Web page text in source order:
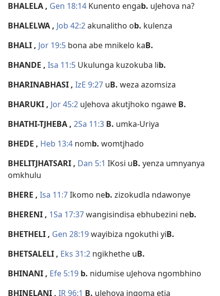
BHALELA, Gen 18:14 Kunento engab. uJehova na?
BHALELWA, Job 42:2akunalitho ob. kulenza
BHALI, Jor 19:5 bona abe mnikelo kaB.
BHANDE , Isa 11:5 Ukulunga kuzokuba lib.
BHARINABHASI, IzE 9:27 uB. weza azomsiza
BHARUKI, Jor 45:2 uJehova akutjhoko ngawe B.
BHATHI-TJHEBA, 2Sa 11:3 B. umka-Uriya
BHEDE , Heb 13:4 nomb. womtjhado
BHELITJHATSARI, Dan 5:1 IKosi uB. yenza umnyanya
omkhulu
BHERE , Isa 11:7Ikomo neb. zizokudla ndawonye
BHERENI, 1Sa 17:37wangisindisa ebhubezini neb.
BHETHELI, Gen 28:19wayibiza ngokuthi yiB.
BHETSALELI, Eks 31:2 ngikhethe uB.
BHINANI, Efe 5:19 b. nidumise uJehova ngombhino
BHINELANI, IR 96:1 B. uJehova ingoma etja